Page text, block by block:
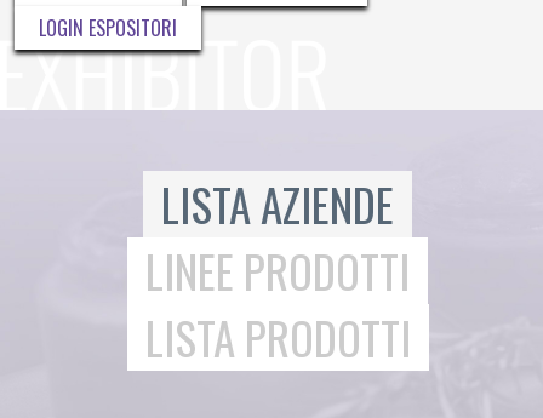
LOGIN ESPOSITORI
LISTA AZIENDE
LINEE PRODOTTI
LISTA PRODOTTI